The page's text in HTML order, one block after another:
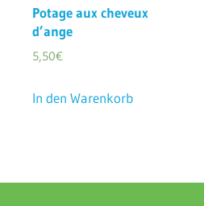
Potage aux cheveux
d’ange
5,50€
In den Warenkorb